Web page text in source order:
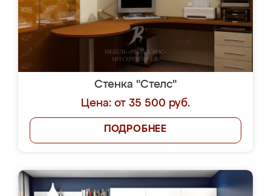
Стенка "Стелс"
Цена: от 35 500 руб.
ПОДРОБНЕЕ